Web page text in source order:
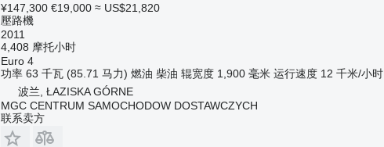
¥147,300 €19,000 ≈ US$21,820
壓路機
2011
4,408 摩托小时
Euro 4
功率 63 千瓦 (85.71 马力) 燃油 柴油 辊宽度 1,900 毫米 运行速度 12 千米/小时
波兰, ŁAZISKA GÓRNE
MGC CENTRUM SAMOCHODOW DOSTAWCZYCH
联系卖方